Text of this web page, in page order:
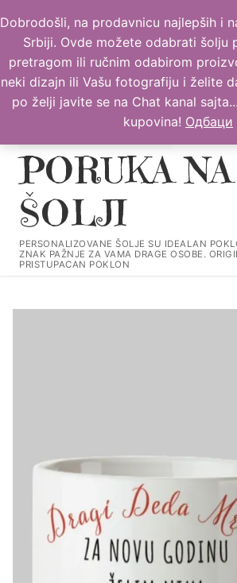
Dobrodošli, na prodavnicu najlepših i
Srbiji. Ovde možete odabrati šolju
pretragom ili ručnim odabirom
neki dizajn ili Vašu fotografiju i želite
po želji javite se na Chat kanal
kupovina! Одбаци
до
садржаја
PORUKA NA
ŠOLJI
PERSONALIZOVANE ŠOLJE SU IDEALAN
ZNAK PAŽNJE ZA VAMA DRAGE OSOBE.
PRISTUPACAN POKLON